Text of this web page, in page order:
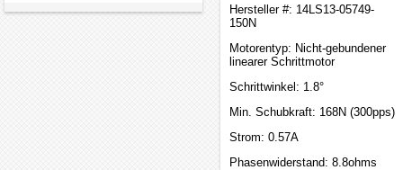
Hersteller #: 14LS13-05749-
150N
Motorentyp: Nicht-gebundener
linearer Schrittmotor
Schrittwinkel: 1.8°
Min. Schubkraft: 168N (300pps)
Strom: 0.57A
Phasenwiderstand: 8.8ohms